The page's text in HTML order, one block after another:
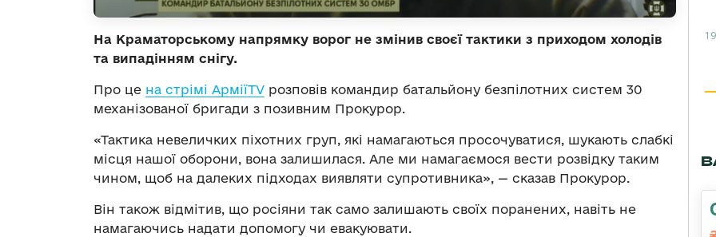
На Краматорському напрямку ворог не змінив своєї тактики з приходом холодів
та випадінням снігу.
Про це на стрімі АрміїTV розповів командир батальйону безпілотних систем 30
механізованої бригади з позивним Прокурор.
«Тактика невеличких піхотних груп, які намагаються просочуватися, шукають слабкі
місця нашої оборони, вона залишилася. Але ми намагаємося вести розвідку таким
чином, щоб на далеких підходах виявляти супротивника», — сказав Прокурор.
Він також відмітив, що росіяни так само залишають своїх поранених, навіть не
намагаючись надати допомогу чи евакуювати.